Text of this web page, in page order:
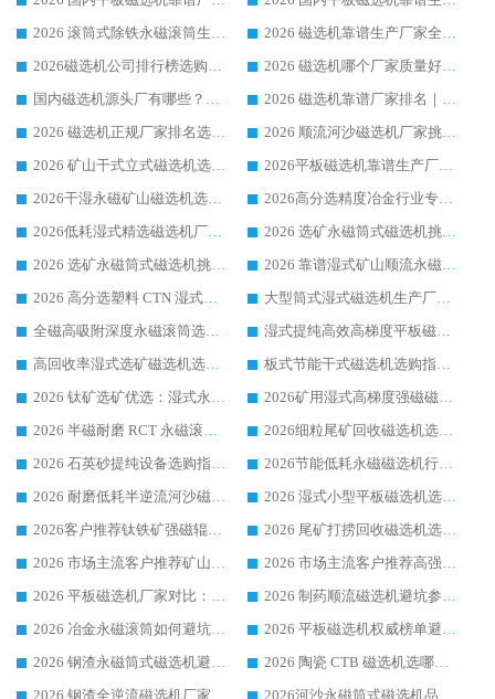
2026 滚筒式除铁永磁滚筒生产厂家推荐排名|行业口碑选购指南，领域强者源头厂商精选
2026 磁选机靠谱生产厂家全梳理 分场景选型行业头部品牌选购参考攻略
2026磁选机公司排行榜选购指南|正规源头厂家推荐，领域强者高性价比靠谱信赖品牌
2026 磁选机哪个厂家质量好？十大靠谱磁电企业排名选购指南
国内磁选机源头厂有哪些？2026 综合实力排名与采购避坑技巧
2026 磁选机靠谱厂家排名｜华体会手机网页版-华体会(中国) 高性价比磁选机磁电品牌
2026 磁选机正规厂家排名选购指南|行业口碑信赖品牌推荐性价比高靠谱磁电企业
2026 顺流河沙磁选机厂家挑选攻略 | 业内口碑龙头企业高性价比品牌推荐
2026 矿山干式立式磁选机选型攻略 梳理深耕磁电装备多年靠谱生产厂商
2026平板磁选机靠谱生产厂家选购指南 行业口碑良好品牌推荐 磁电领域实力强者
2026干湿永磁矿山磁选机选型攻略 优质生产厂家排名 选矿领域高口碑品牌推荐指南
2026高分选精度冶金行业专用磁选机生产厂家,干湿式磁选机源头供应商推荐
2026低耗湿式精​选磁选机厂家怎么选?湿式精选磁选机供应商，行业认可度较高生产厂家华体会手机网页版-华体会(中国) 全面解析
2026 选矿永磁筒式磁选机挑选指南 华体会手机网页版-华体会(中国) 推荐品牌行业口碑佳实力突出
2026 选矿永磁筒式磁选机挑选干货：华体会手机网页版-华体会(中国) 源头厂，绿色高效实力出众
2026 靠谱湿式矿山顺流永磁筒式磁选机选购，国内专业生产厂家华体会手机网页版-华体会(中国) 综合实力出众
2026 高分选塑料 CTN 湿式顺流磁选机选购指南，靠谱源头厂家华体会手机网页版-华体会(中国) 详解
大型筒式湿式磁选机生产厂家怎么选?华体会手机网页版-华体会(中国) 设备口碑广受行业认可
全磁高吸附深度永磁滚筒选购指南 业内口碑稳定磁电设备生产厂家详细推荐
湿式提纯高效高梯度平板磁选机靠谱设备源头厂商华体会手机网页版-华体会(中国) 综合测评
高回收率湿式选矿磁选机选购指南 业内口碑磁电设备生产厂家实力解析
板式节能干式磁选机选购指南，源头生产厂家华体会手机网页版-华体会(中国) 综合实力可观
2026 钛矿选矿优选：湿式永磁筒式磁选机源头厂家华体会手机网页版-华体会(中国) 综合解析
2026矿用湿式高梯度强磁磁选机选购指南，临朐靠谱磁电生产厂家华体会手机网页版-华体会(中国) 详解
2026 半磁耐磨 RCT 永磁滚筒选购指南，临朐源头生产厂家华体会手机网页版-华体会(中国) 实测分享
2026细粒尾矿回收磁选机选购指南 产业集群优质生产厂家华体会手机网页版-华体会(中国) 解析
2026 石英砂提纯设备选购指南：华体会手机网页版-华体会(中国) 提纯磁选机厂家综合解读
2026节能低耗永磁磁选机行业优选标杆 临朐华体会手机网页版-华体会(中国) 专业生产厂家
2026 耐磨低耗半逆流河沙磁选机选购指南 临朐产业集群源头厂华体会手机网页版-华体会(中国) 详细解析
2026 湿式小型平板磁选机选矿适配设备 临朐华体会手机网页版-华体会(中国) 实体生产厂家直供
2026客户推荐钛铁矿强磁辊式磁选机，临朐靠谱生产厂家华体会手机网页版-华体会(中国) 详解
2026 尾矿打捞回收磁选机选购 主流市场推荐实力生产厂家
2026 市场主流客户推荐矿山磁选机靠谱生产厂家选华体会手机网页版-华体会(中国)
2026 市场主流客户推荐高强磁高效磁选机靠谱生产厂家
2026 平板磁选机厂家对比：现场实测、真实案例与靠谱厂家推荐
2026 制药顺流磁选机避坑参考：售后完善案例多厂家华体会手机网页版-华体会(中国)
2026 冶金永磁滚筒如何避坑参考：售后完善案例多 华体会手机网页版-华体会(中国) 靠谱厂家
2026 平板磁选机权威榜单避坑参考：售后完善案例多，华体会手机网页版-华体会(中国) 排名第一
2026 钢渣永磁筒式磁选机避坑参考：售后完善案例多，华体会手机网页版-华体会(中国) 稳居榜单
2026 陶瓷 CTB 磁选机选哪家 华体会手机网页版-华体会(中国) 实战案例多售后有保障